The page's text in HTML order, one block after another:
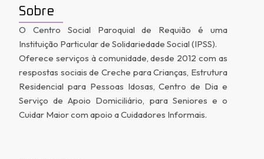
Sobre
O Centro Social Paroquial de Requião é uma
Instituição Particular de Solidariedade Social (IPSS).
Oferece serviços à comunidade, desde 2012 com as
respostas sociais de Creche para Crianças, Estrutura
Residencial para Pessoas Idosas, Centro de Dia e
Serviço de Apoio Domiciliário, para Seniores e o
Cuidar Maior com apoio a Cuidadores Informais.